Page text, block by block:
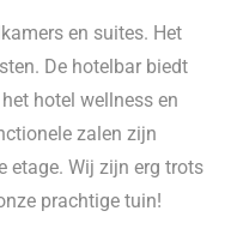
en suites. Het
De hotelbar biedt
hotel wellness en
zalen zijn
etage. Wij zijn erg trots
prachtige tuin!